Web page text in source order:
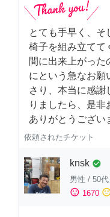
とても手早く、そ
椅子を組み立てて
間に出来上がった
にという急なお願
さり、本当に感謝
りましたら、是
ありがとうござい
依頼されたチケット
knsk check_circle
男性 / 50代
sentiment_satisfied 1670